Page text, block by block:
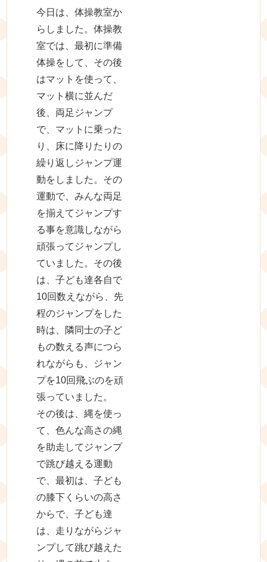
今日は、体操教室か
らしました。体操教
室では、最初に準備
体操をして、その後
はマットを使って、
マット横に並んだ
後、両足ジャンプ
で、マットに乗った
り、床に降りたりの
繰り返しジャンプ運
動をしました。その
運動で、みんな両足
を揃えてジャンプす
る事を意識しながら
頑張ってジャンプし
ていました。その後
は、子ども達各自で
10回数えながら、先
程のジャンプをした
時は、隣同士の子ど
もの数える声につら
れながらも、ジャン
プを10回飛ぶのを頑
張っていました。
その後は、縄を使っ
て、色んな高さの縄
を助走してジャンプ
で跳び越える運動
で、最初は、子ども
の膝下くらいの高さ
からで、子ども達
は、走りながらジャ
ンプして跳び越えた